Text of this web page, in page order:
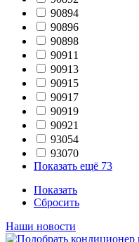
90894
90896
90898
90911
90913
90915
90917
90919
90921
93054
93070
Показать ещё 73
Показать
Сбросить
Наши новости